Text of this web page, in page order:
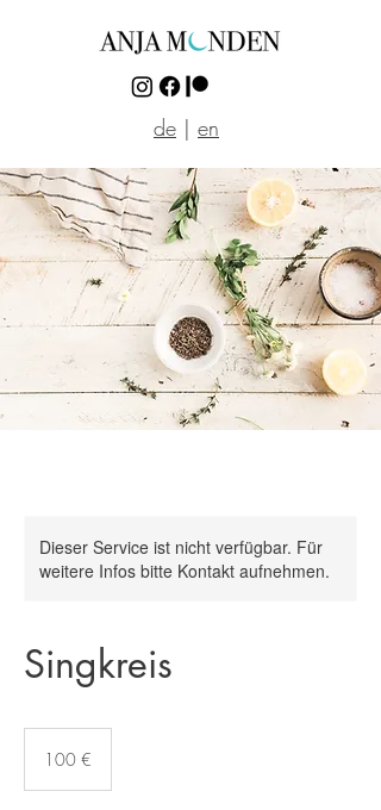
de | en
Dieser Service ist nicht verfügbar. Für
weitere Infos bitte Kontakt aufnehmen.
Singkreis
100 €